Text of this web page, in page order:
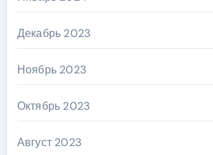
Декабрь 2023
Ноябрь 2023
Октябрь 2023
Август 2023